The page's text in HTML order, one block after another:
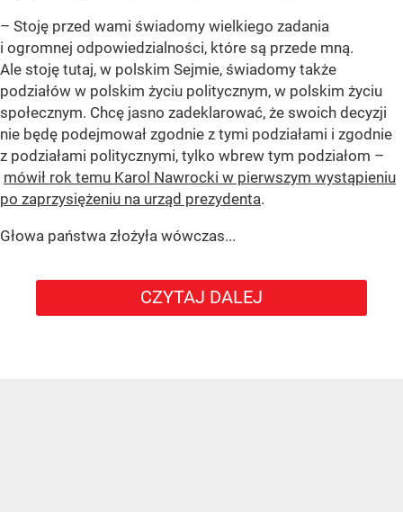
– Stoję przed wami świadomy wielkiego zadania
i ogromnej odpowiedzialności, które są przede mną.
Ale stoję tutaj, w polskim Sejmie, świadomy także
podziałów w polskim życiu politycznym, w polskim życiu
społecznym. Chcę jasno zadeklarować, że swoich decyzji
nie będę podejmował zgodnie z tymi podziałami i zgodnie
z podziałami politycznymi, tylko wbrew tym podziałom –
mówił rok temu Karol Nawrocki w pierwszym wystąpieniu
po zaprzysiężeniu na urząd prezydenta.
Głowa państwa złożyła wówczas...
CZYTAJ DALEJ